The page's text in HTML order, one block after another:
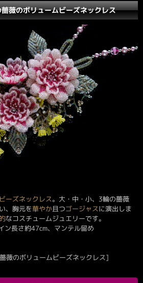
薇のボリュームビーズネックレス
ビーズネックレス。大・中・小、3輪の薔薇
、胸元を華やか且つゴージャスに演出しま
なコスチュームジュエリーです。
ン長さ約47cm、マンテル留め
薇のボリュームビーズネックレス]